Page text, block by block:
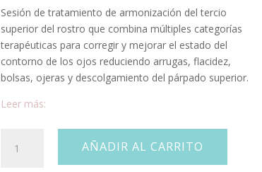
Sesión de tratamiento de armonización del tercio
superior del rostro que combina múltiples categorías
terapéuticas para corregir y mejorar el estado del
contorno de los ojos reduciendo arrugas, flacidez,
bolsas, ojeras y descolgamiento del párpado superior.
Leer más:
facial
AÑADIR AL CARRITO